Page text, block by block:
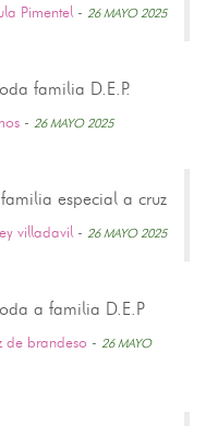
Pimentel - 26 MAYO 2025
familia D.E.P.
- 26 MAYO 2025
especial a cruz
villadavil - 26 MAYO 2025
a familia D.E.P
de brandeso - 26 MAYO